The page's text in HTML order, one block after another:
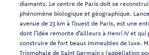
diamants. Le centre de Paris doit se
phénomène biologique et géographique.
avenue de 23 km à l’ouest de Paris, est une
dont l’idée remonte d’ailleurs à Henri IV et
construire de fort beaux immeubles de luxe.
Triomphale de Saint Germain » (appellation